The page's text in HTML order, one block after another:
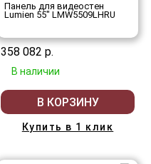
Панель для видеостен
Lumien 55" LMW5509LHRU
358 082 р.
В наличии
В КОРЗИНУ
Купить в 1 клик